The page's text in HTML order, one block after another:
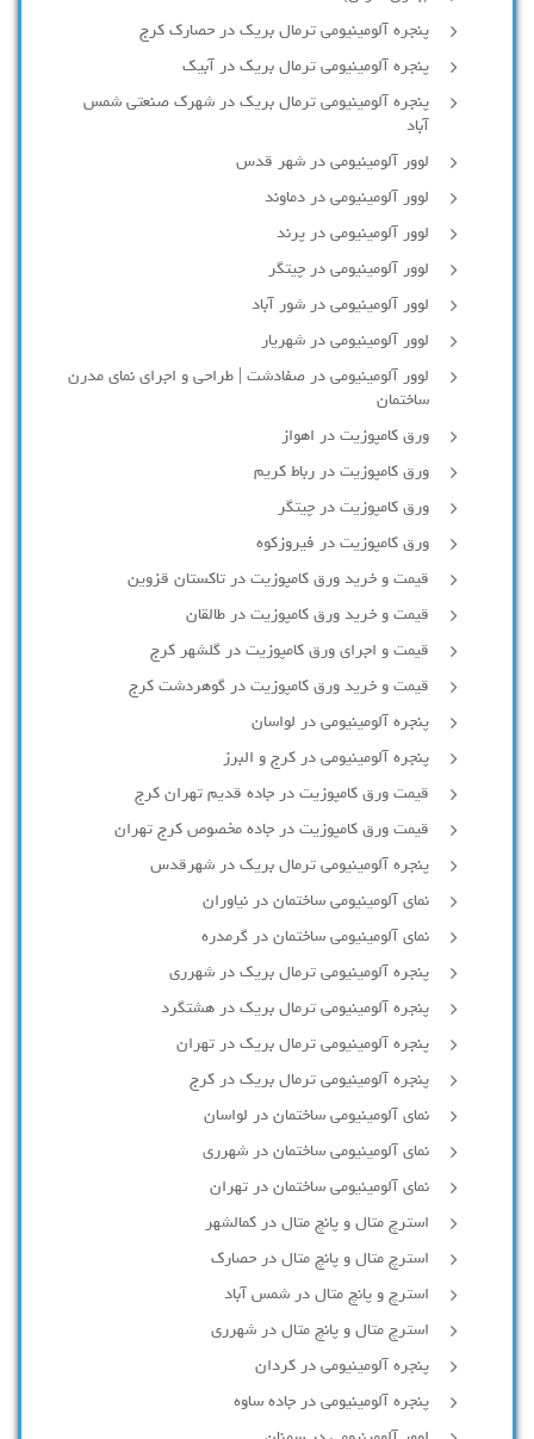
پنجره آلومینیومی ترمال بریک در حصارک کرج
پنجره آلومینیومی ترمال بریک در آبیک
پنجره آلومینیومی ترمال بریک در شهرک صنعتی شمس
آباد
لوور آلومینیومی در شهر قدس
لوور آلومینیومی در دماوند
لوور آلومینیومی در پرند
لوور آلومینیومی در چیتگر
لوور آلومینیومی در شور آباد
لوور آلومينيومي در شهريار
لوور آلومینیومی در صفادشت | طراحی و اجرای نمای مدرن
ساختمان
ورق کامپوزیت در اهواز
ورق کامپوزیت در رباط کریم
ورق کامپوزیت در چیتگر
ورق کامپوزیت در فیروزکوه
قیمت و خرید ورق کامپوزیت در تاکستان قزوین
قیمت و خرید ورق کامپوزیت در طالقان
قیمت و اجرای ورق کامپوزیت در گلشهر کرج
قیمت و خرید ورق کامپوزیت در گوهردشت کرج
پنجره آلومینیومی در لواسان
پنجره آلومینیومی در کرج و البرز
قیمت ورق کامپوزیت در جاده قدیم تهران کرج
قیمت ورق کامپوزیت در جاده مخصوص کرج تهران
پنجره آلومینیومی ترمال بریک در شهرقدس
نمای آلومینیومی ساختمان در نیاوران
نمای آلومینیومی ساختمان در گرمدره
پنجره آلومینیومی ترمال بریک در شهرری
پنجره آلومینیومی ترمال بریک در هشتگرد
پنجره آلومینیومی ترمال بریک در تهران
پنجره آلومینیومی ترمال بریک در کرج
نمای آلومینیومی ساختمان در لواسان
نمای آلومینیومی ساختمان در شهرری
نمای آلومینیومی ساختمان در تهران
استرچ متال و پانچ متال در کمالشهر
استرچ متال و پانچ متال در حصارك
استرچ و پانچ متال در شمس آباد
استرچ متال و پانچ متال در شهرری
پنجره آلومینیومی در کردان
پنجره آلومینیومی در جاده ساوه